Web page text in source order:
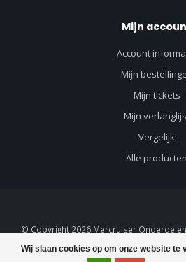
Wij slaan cookies op om onze website te
Mijn
Account
Mijn
Mijn tickets
Mijn
Vergelijk
Alle producten
© Copyright 2026 Mercruiser
Lightspeed designby